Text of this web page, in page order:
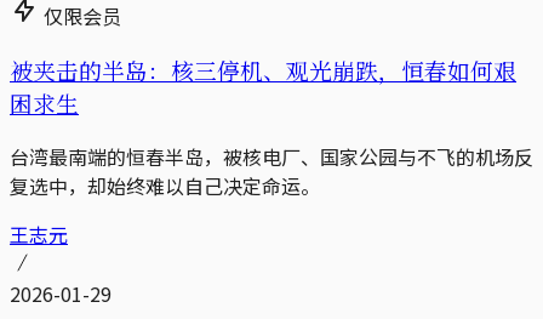
仅限会员
被夹击的半岛：核三停机、观光崩跌，恒春如何艰
困求生
台湾最南端的恒春半岛，被核电厂、国家公园与不飞的机场反
复选中，却始终难以自己决定命运。
王志元
2026-01-29